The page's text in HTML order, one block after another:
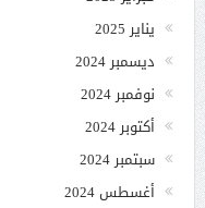
يناير 2025
ديسمبر 2024
نوفمبر 2024
أكتوبر 2024
سبتمبر 2024
أغسطس 2024